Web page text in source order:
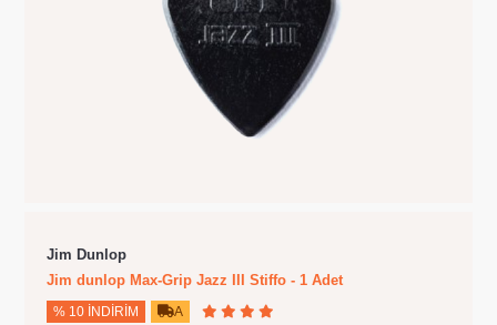
Jim Dunlop
Jim dunlop Max-Grip Jazz III Stiffo - 1 Adet
% 10 İNDIRIM A